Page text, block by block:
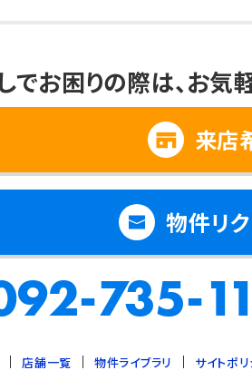
でお困りの際は、お気
来店
物件リ
735-
店舗一覧 物件ライブラリ サイトポ